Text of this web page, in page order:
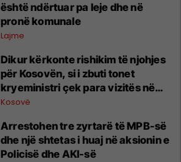
është ndërtuar pa leje dhe në
pronë komunale
Lajme
Dikur kërkonte rishikim të njohjes
për Kosovën, si i zbuti tonet
kryeministri çek para vizitës në
Beograd
Kosovë
Arrestohen tre zyrtarë të MPB-së
dhe një shtetas i huaj në aksionin e
Policisë dhe AKI-së